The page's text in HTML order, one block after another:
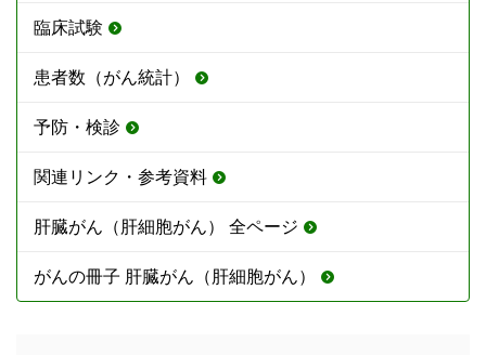
臨床試験
患者数（がん統計）
予防・検診
関連リンク・参考資料
肝臓がん（肝細胞がん） 全ページ
がんの冊子 肝臓がん（肝細胞がん）